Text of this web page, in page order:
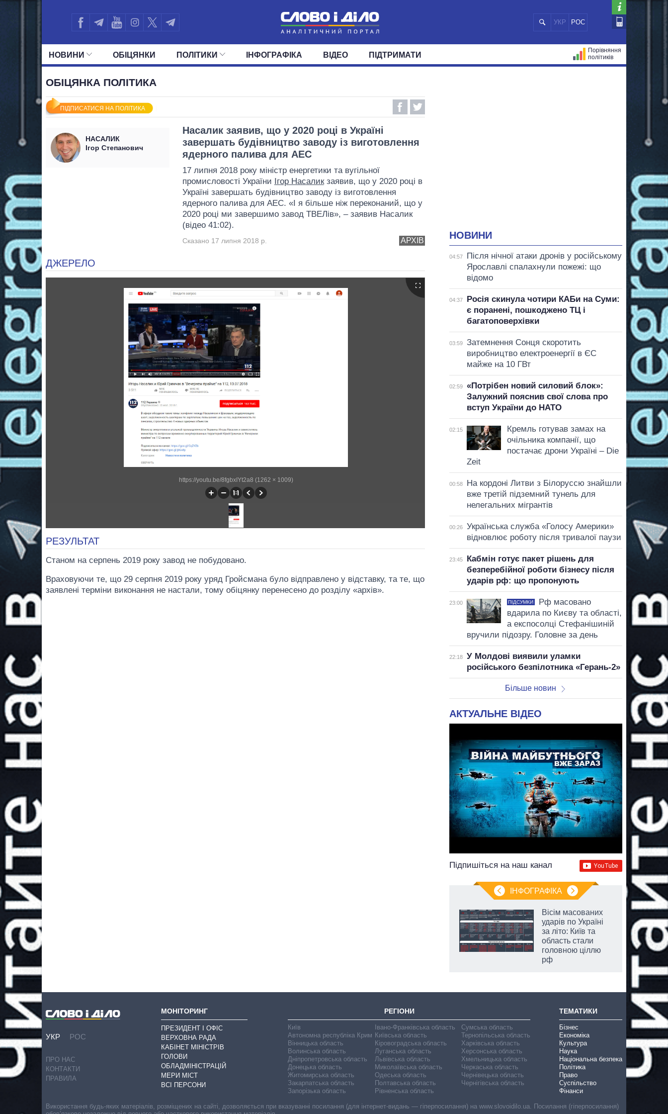
УКР РОС
НОВИНИ
СВІТ
ОБIЦЯНКИ ПОЛIТИКИ
ОКРУГИ
ІНФОГРАФІКА ВІДЕО ПІДТРИМАТИ
Порівняння
політиків
ОБІЦЯНКА ПОЛІТИКА
ПІДПИСАТИСЯ НА ПОЛІТИКА
НАСАЛИК
Ігор Степанович
Насалик заявив, що у 2020 році в Україні
завершать будівництво заводу із виготовлення
ядерного палива для АЕС
17 липня 2018 року міністр енергетики та вугільної
промисловості України Ігор Насаликзаявив, що у 2020 році в
Україні завершать будівництво заводу із виготовлення
ядерного палива для АЕС. «І я більше ніж переконаний, що у
2020 році ми завершимо завод ТВЕЛів», – заявив Насалик
(відео 41:02).
АРХІВ
Сказано 17 липня 2018 р.
ДЖЕРЕЛО
https://youtu.be/8fgbxIYt2a8 (1262 × 1009)
РЕЗУЛЬТАТ
Станом на серпень 2019 року завод не побудовано.
Враховуючи те, що 29 серпня 2019 року уряд Гройсмана було відправлено у відставку, та те, що
заявлені терміни виконання не настали, тому обіцянку перенесено до розділу «архів».
НОВИНИ
04:57
Після нічної атаки дронів у російському
Ярославлі спалахнули пожежі: що
відомо
04:37
Росія скинула чотири КАБи на Суми:
є поранені, пошкоджено ТЦ і
багатоповерхівки
03:59
Затемнення Сонця скоротить
виробництво електроенергії в ЄС
майже на 10 ГВт
02:59
«Потрібен новий силовий блок»:
Залужний пояснив свої слова про
вступ України до НАТО
02:15
Кремль готував замах на
очільника компанії, що
постачає дрони Україні – Die
Zeit
00:58
На кордоні Литви з Білоруссю знайшли
вже третій підземний тунель для
нелегальних мігрантів
00:26
Українська служба «Голосу Америки»
відновлює роботу після тривалої паузи
23:45
Кабмін готує пакет рішень для
безперебійної роботи бізнесу після
ударів рф: що пропонують
23:00 ПІДСУМКИ
Рф масовано
вдарила по Києву та області,
а експосолці Стефанішиній
вручили підозру. Головне за день
22:18
У Молдові виявили уламки
російського безпілотника «Герань-2»
Більше новин
АКТУАЛЬНЕ ВІДЕО
Підпишіться на наш канал
ІНФОГРАФІКА
Вісім масованих
ударів по Україні
за літо: Київ та
область стали
головною ціллю
рф
УКР РОС
ПРО НАС
КОНТАКТИ
ПРАВИЛА
МОНІТОРИНГ
ПРЕЗИДЕНТ І ОФІС
ВЕРХОВНА РАДА
КАБІНЕТ МІНІСТРІВ
ГОЛОВИ
ОБЛАДМІНІСТРАЦІЙ
МЕРИ МІСТ
ВСІ ПЕРСОНИ
РЕГІОНИ
Київ
Автономна республіка Крим
Вінницька область
Волинська область
Дніпропетровська область
Донецька область
Житомирська область
Закарпатська область
Запорізька область
Івано-Франківська область
Київська область
Кіровоградська область
Луганська область
Львівська область
Миколаївська область
Одеська область
Полтавська область
Рівненська область
Сумська область
Тернопільська область
Харківська область
Херсонська область
Хмельницька область
Черкаська область
Чернівецька область
Чернігівська область
ТЕМАТИКИ
Бізнес
Економіка
Культура
Наука
Національна безпека
Політика
Право
Суспільство
Фінанси
Використання будь-яких матеріалів, розміщених на сайті, дозволяється при вказуванні посилання (для інтернет-видань — гіперпосилання) на www.slovoidilo.ua. Посилання (гіперпосилання)